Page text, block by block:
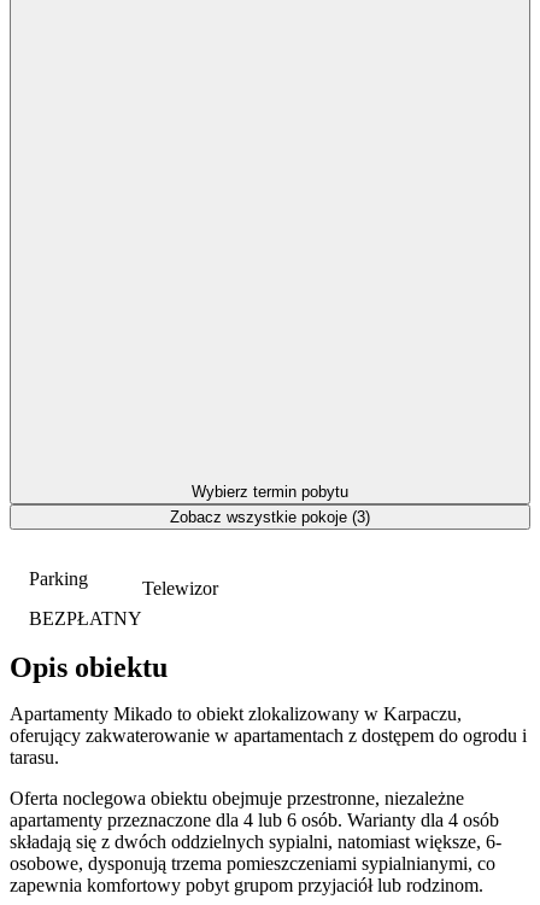
Parking
BEZPŁATNY
Telewizor
Opis obiektu
Apartamenty Mikado to obiekt zlokalizowany w Karpaczu,
oferujący zakwaterowanie w apartamentach z dostępem do ogrodu i
tarasu.
Oferta noclegowa obiektu obejmuje przestronne, niezależne
apartamenty przeznaczone dla 4 lub 6 osób. Warianty dla 4 osób
składają się z dwóch oddzielnych sypialni, natomiast większe, 6-
osobowe, dysponują trzema pomieszczeniami sypialnianymi, co
zapewnia komfortowy pobyt grupom przyjaciół lub rodzinom.
Wybierz termin pobytu
Zobacz wszystkie pokoje (3)